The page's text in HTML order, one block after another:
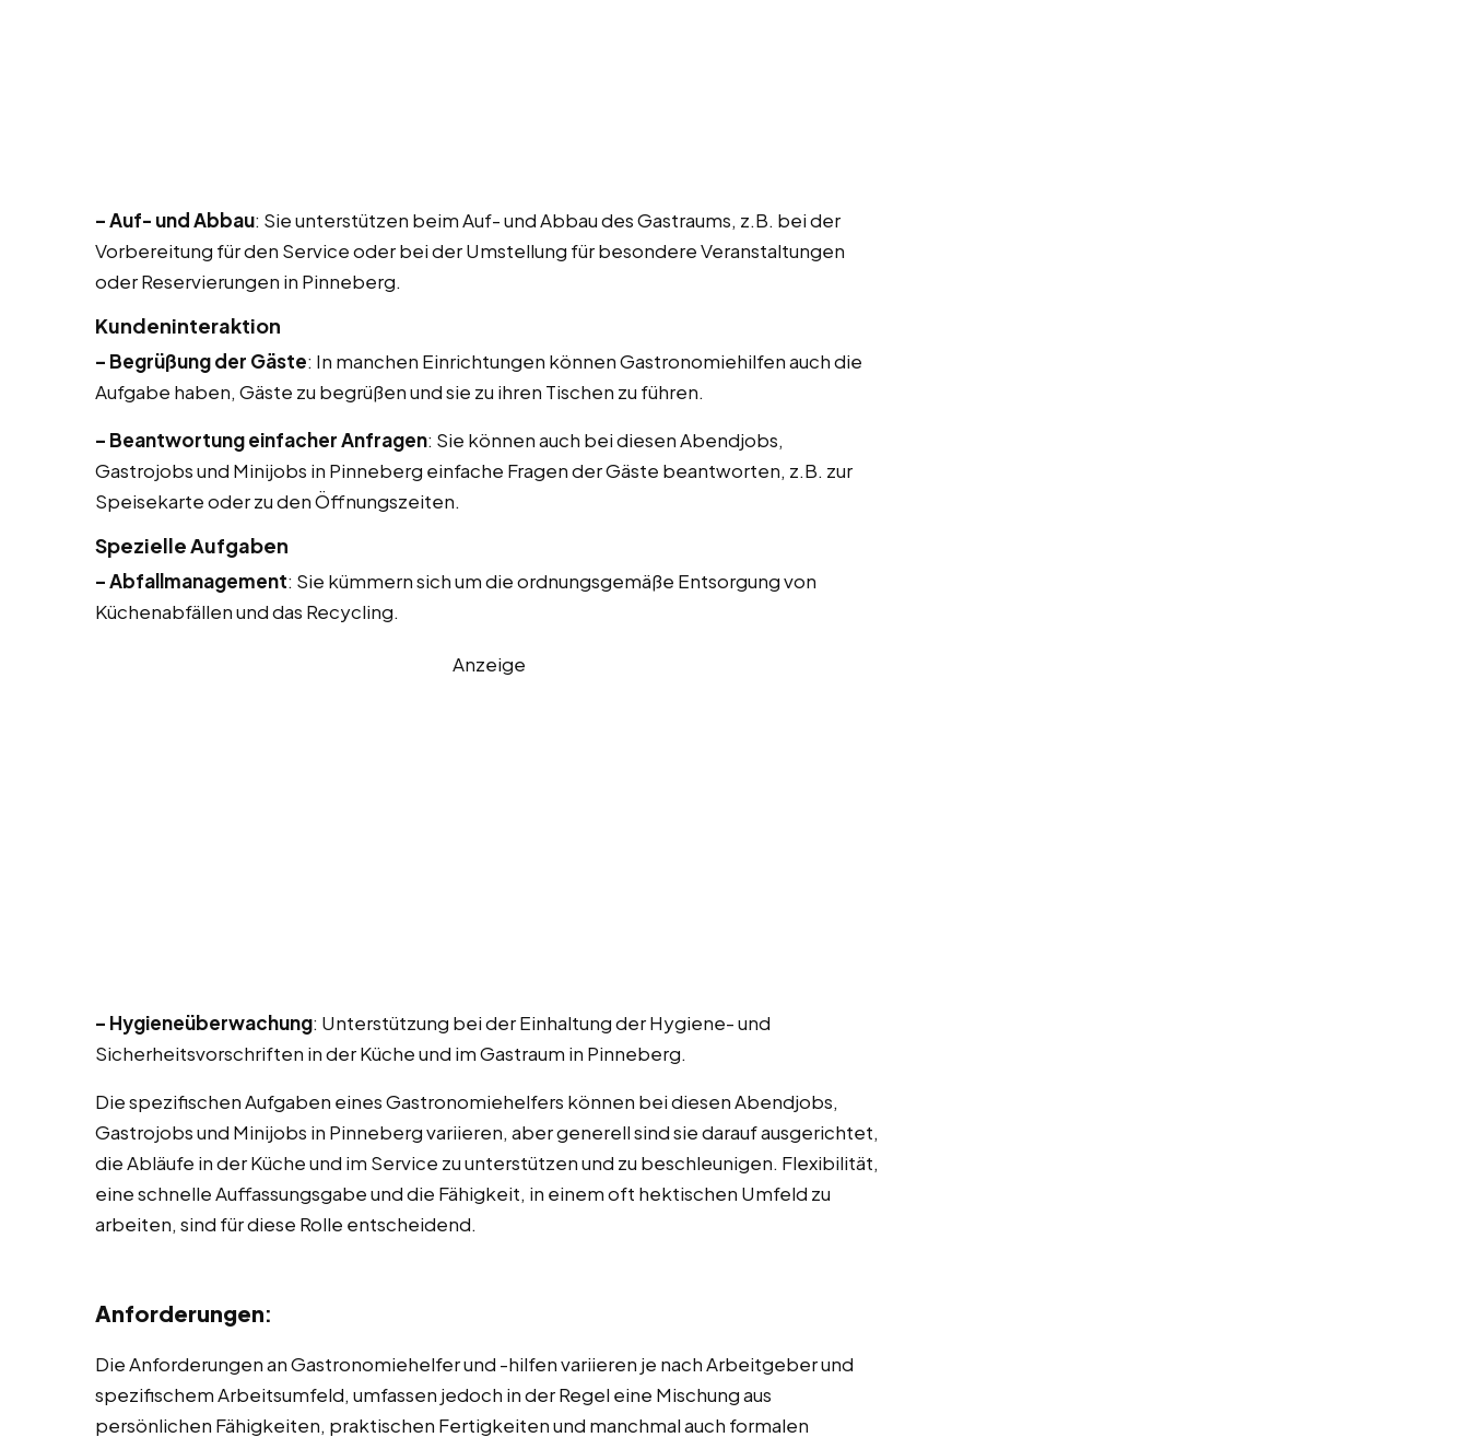
– Auf- und Abbau: Sie unterstützen beim Auf- und Abbau des Gastraums, z.B. bei der
Vorbereitung für den Service oder bei der Umstellung für besondere Veranstaltungen
oder Reservierungen in Pinneberg.
Kundeninteraktion
– Begrüßung der Gäste: In manchen Einrichtungen können Gastronomiehilfen auch die
Aufgabe haben, Gäste zu begrüßen und sie zu ihren Tischen zu führen.
– Beantwortung einfacher Anfragen: Sie können auch bei diesen Abendjobs,
Gastrojobs und Minijobs in Pinneberg einfache Fragen der Gäste beantworten, z.B. zur
Speisekarte oder zu den Öffnungszeiten.
Spezielle Aufgaben
– Abfallmanagement: Sie kümmern sich um die ordnungsgemäße Entsorgung von
Küchenabfällen und das Recycling.
Anzeige
– Hygieneüberwachung: Unterstützung bei der Einhaltung der Hygiene- und
Sicherheitsvorschriften in der Küche und im Gastraum in Pinneberg.
Die spezifischen Aufgaben eines Gastronomiehelfers können bei diesen Abendjobs,
Gastrojobs und Minijobs in Pinneberg variieren, aber generell sind sie darauf ausgerichtet,
die Abläufe in der Küche und im Service zu unterstützen und zu beschleunigen. Flexibilität,
eine schnelle Auffassungsgabe und die Fähigkeit, in einem oft hektischen Umfeld zu
arbeiten, sind für diese Rolle entscheidend.
Anforderungen:
Die Anforderungen an Gastronomiehelfer und -hilfen variieren je nach Arbeitgeber und
spezifischem Arbeitsumfeld, umfassen jedoch in der Regel eine Mischung aus
persönlichen Fähigkeiten, praktischen Fertigkeiten und manchmal auch formalen